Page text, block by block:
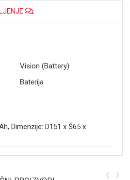
Vision (Battery)
Baterija
Dimenzije: D151 x Š65 x
‹ ›